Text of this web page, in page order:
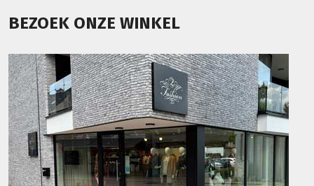
BEZOEK ONZE WINKEL